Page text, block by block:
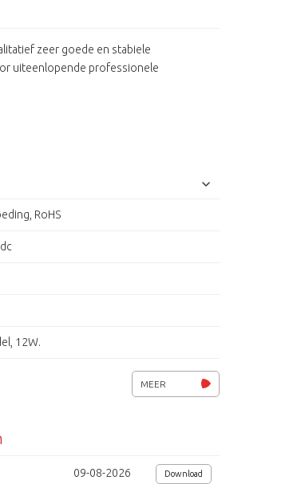
zeer goede en stabiele
uiteenlopende professionele
RoHS
12W.
MEER
09-08-2026 Download